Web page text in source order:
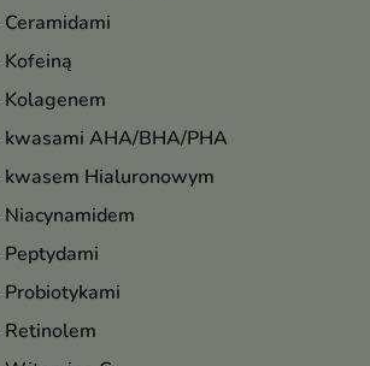
kwasami AHA/BHA/PHA
kwasem Hialuronowym
Retinolem